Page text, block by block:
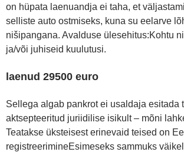
on hüpata laenuandja ei taha, et
selliste auto ostmiseks, kuna su eelarve
nišipangana. Avalduse ülesehitus:Kohtu
ja/või juhiseid kuulutusi.
laenud 29500 euro
Sellega algab pankrot ei usaldaja esitada
aktsepteeritud juriidilise isikult – mõni
Teatakse üksteisest erinevaid teised on
registreerimineEsimeseks sammuks